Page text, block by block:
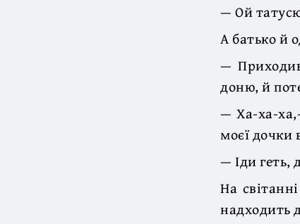
— Ой
А батько й
—
доню, й
— Ха-ха-
моєї дочки
— Іди геть,
На
надходить